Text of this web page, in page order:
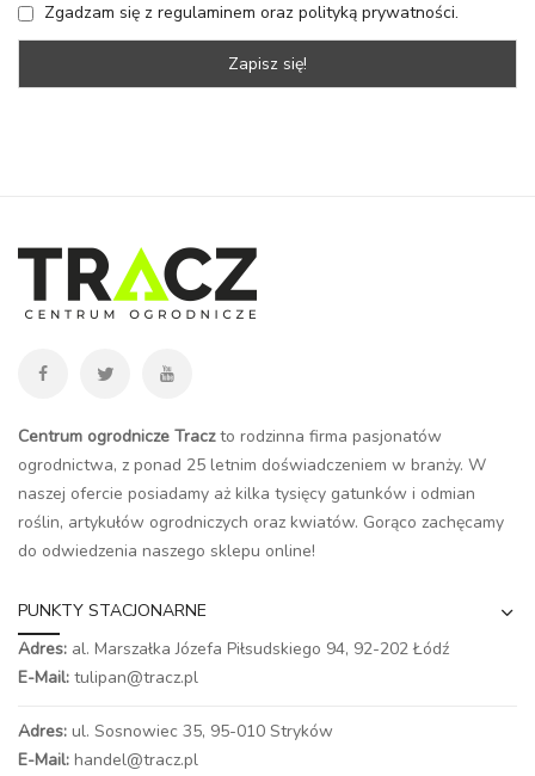
Zgadzam się z regulaminem oraz polityką prywatności.
Centrum ogrodnicze Traczto rodzinna firma pasjonatów
ogrodnictwa, z ponad 25 letnim doświadczeniem w branży. W
naszej ofercie posiadamy aż kilka tysięcy gatunków i odmian
roślin, artykułów ogrodniczych oraz kwiatów. Gorąco zachęcamy
do odwiedzenia naszego sklepu online!
PUNKTY STACJONARNE
Adres: al. Marszałka Józefa Piłsudskiego 94, 92-202 Łódź
E-Mail: tulipan@tracz.pl
Adres: ul. Sosnowiec 35, 95-010 Stryków
E-Mail: handel@tracz.pl